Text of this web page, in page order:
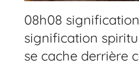
08h08
signification
se cache derrière